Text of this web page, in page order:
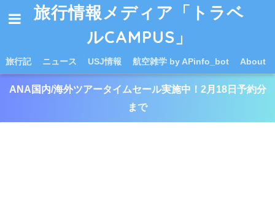
旅行情報メディア「トラベ
ルCAMPUS」
旅行記 ニュース USJ情報 航空雑学 by APinfo_bot About
ANA国内/海外ツアータイムセール実施中！2月18日予約分
まで